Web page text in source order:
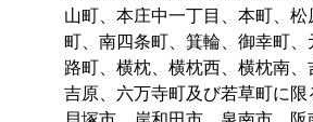
山町、本庄中一丁目、本町、
町、南四条町、箕輪、御幸町
路町、横枕、横枕西、横枕南、
吉原、六万寺町及び若草町に限